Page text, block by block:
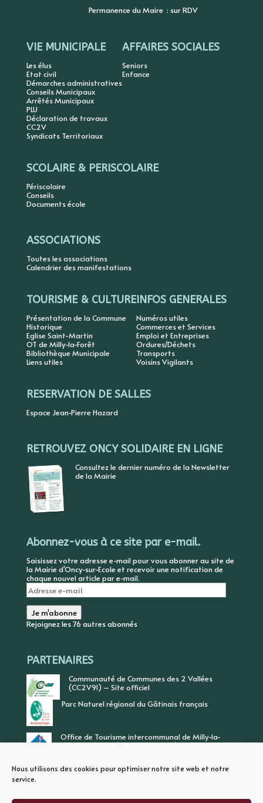
Nous utilisons des cookies pour optimiser notre site web et notre
service.
Permanence du Maire : sur RDV
VIE MUNICIPALE
Les élus
Etat civil
Démarches administratives
Conseils Municipaux
Arrêtés Municipaux
PLU
Déclaration de travaux
CC2V
Syndicats Territoriaux
AFFAIRES SOCIALES
Seniors
Enfance
SCOLAIRE & PERISCOLAIRE
Périscolaire
Conseils
Documents école
ASSOCIATIONS
Toutes les associations
Calendrier des manifestations
TOURISME & CULTURE
Présentation de la Commune
Historique
Eglise Saint-Martin
OT de Milly-la-Forêt
Bibliothèque Municipale
Liens utiles
INFOS GENERALES
Numéros utiles
Commerces et Services
Emploi et Entreprises
Ordures/Déchets
Transports
Voisins Vigilants
RESERVATION DE SALLES
Espace Jean-Pierre Hazard
RETROUVEZ ONCY SOLIDAIRE EN LIGNE
Consultez le dernier numéro de la Newsletter
de la Mairie
Abonnez-vous à ce site par e-mail.
Saisissez votre adresse e-mail pour vous abonner au site de
la Mairie d'Oncy-sur-Ecole et recevoir une notification de
chaque nouvel article par e-mail.
Adresse
e-
mail
Je m'abonne
Rejoignez les 76 autres abonnés
PARTENAIRES
Communauté de Communes des 2 Vallées
(CC2V91) – Site officiel
Parc Naturel régional du Gâtinais français
Office de Tourisme intercommunal de Milly-la-
Forêt, Vallée de l’Ecole, Vallée de l’Essonne